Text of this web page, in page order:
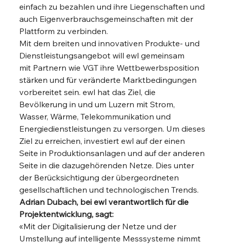
einfach zu bezahlen und ihre Liegenschaften und
auch Eigenverbrauchsgemeinschaften mit der
Plattform zu verbinden.
Mit dem breiten und innovativen Produkte- und
Dienstleistungsangebot will ewl gemeinsam
mit Partnern wie VGT ihre Wettbewerbsposition
stärken und für veränderte Marktbedingungen
vorbereitet sein. ewl hat das Ziel, die
Bevölkerung in und um Luzern mit Strom,
Wasser, Wärme, Telekommunikation und
Energiedienstleistungen zu versorgen. Um dieses
Ziel zu erreichen, investiert ewl auf der einen
Seite in Produktionsanlagen und auf der anderen
Seite in die dazugehörenden Netze. Dies unter
der Berücksichtigung der übergeordneten
gesellschaftlichen und technologischen Trends.
Adrian Dubach, bei ewl verantwortlich für die
Projektentwicklung, sagt:
«Mit der Digitalisierung der Netze und der
Umstellung auf intelligente Messsysteme nimmt